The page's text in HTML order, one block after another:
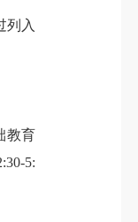
列入
教育
5: